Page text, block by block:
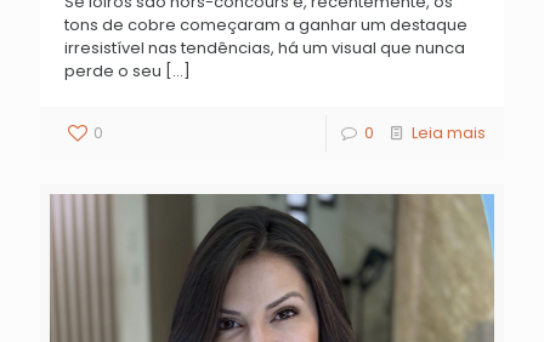
tons de cobre começaram a ganhar um destaque
irresistível nas tendências, há um visual que nunca
perde o seu […]
0 0 Leia mais